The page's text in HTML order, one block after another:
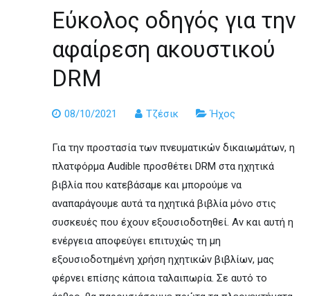
Εύκολος οδηγός για την
αφαίρεση ακουστικού
DRM
08/10/2021 Τζέσικ Ήχος
Για την προστασία των πνευματικών δικαιωμάτων, η
πλατφόρμα Audible προσθέτει DRM στα ηχητικά
βιβλία που κατεβάσαμε και μπορούμε να
αναπαράγουμε αυτά τα ηχητικά βιβλία μόνο στις
συσκευές που έχουν εξουσιοδοτηθεί. Αν και αυτή η
ενέργεια αποφεύγει επιτυχώς τη μη
εξουσιοδοτημένη χρήση ηχητικών βιβλίων, μας
φέρνει επίσης κάποια ταλαιπωρία. Σε αυτό το